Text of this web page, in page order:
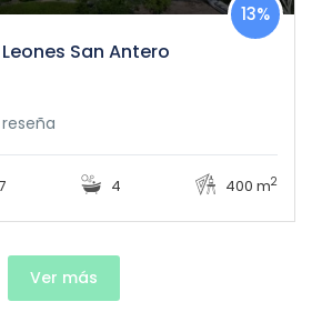
San Antero
13%
4 400 m2
Ver más